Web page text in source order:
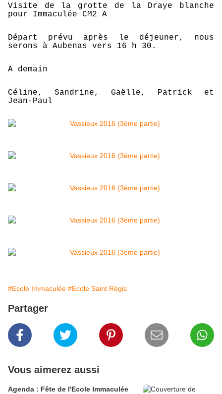
Visite de la grotte de la Draye blanche
pour Immaculée CM2 A
Départ prévu après le déjeuner, nous
serons à Aubenas vers 16 h 30.
A demain
Céline, Sandrine, Gaëlle, Patrick et
Jean-Paul
#Ecole Immaculée #Ecole Saint Régis
Partager
Vous aimerez aussi
Agenda : Fête de l'Ecole Immaculée